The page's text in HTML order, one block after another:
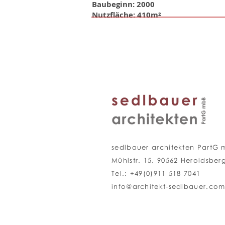
Baubeginn: 2000
Nutzfläche: ​410m²
sedlbauer architekten PartG
Mühlstr. 15, 90562 Heroldsberg
Tel.: +49(0)911 518 7041
info@architekt-sedlbauer.com